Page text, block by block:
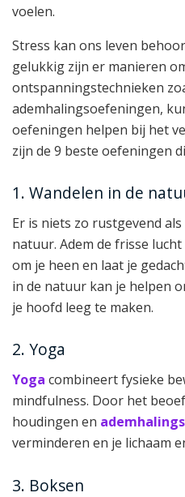
voelen.
Stress kan ons leven
gelukkig zijn er manieren
ontspanningstechnieken
ademhalingsoefeningen,
oefeningen helpen bij het
zijn de 9 beste oefeningen
1. Wandelen in de
Er is niets zo rustgevend
natuur. Adem de frisse
om je heen en laat je
in de natuur kan je helpen
je hoofd leeg te maken.
2. Yoga
Yoga combineert fysieke
mindfulness. Door het
houdingen en
verminderen en je lichaam
3. Boksen